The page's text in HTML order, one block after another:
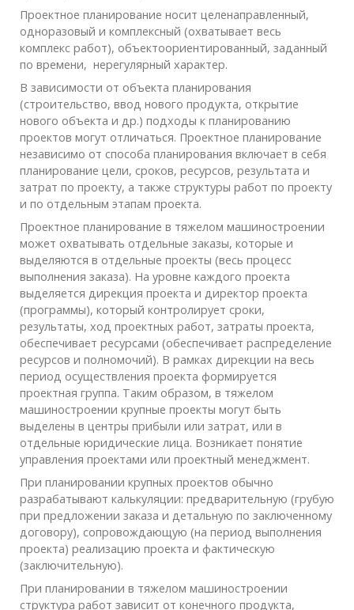
Проектное планирование носит целенаправленный,
одноразовый и комплексный (охватывает весь
комплекс работ), объектоориентированный, заданный
по времени, нерегулярный характер.
В зависимости от объекта планирования
(строительство, ввод нового продукта, открытие
нового объекта и др.) подходы к планированию
проектов могут отличаться. Проектное планирование
независимо от способа планирования включает в себя
планирование цели, сроков, ресурсов, результата и
затрат по проекту, а также структуры работ по проекту
и по отдельным этапам проекта.
Проектное планирование в тяжелом машиностроении
может охватывать отдельные заказы, которые и
выделяются в отдельные проекты (весь процесс
выполнения заказа). На уровне каждого проекта
выделяется дирекция проекта и директор проекта
(программы), который контролирует сроки,
результаты, ход проектных работ, затраты проекта,
обеспечивает ресурсами (обеспечивает распределение
ресурсов и полномочий). В рамках дирекции на весь
период осуществления проекта формируется
проектная группа. Таким образом, в тяжелом
машиностроении крупные проекты могут быть
выделены в центры прибыли или затрат, или в
отдельные юридические лица. Возникает понятие
управления проектами или проектный менеджмент.
При планировании крупных проектов обычно
разрабатывают калькуляции: предварительную (грубую
при предложении заказа и детальную по заключенному
договору), сопровождающую (на период выполнения
проекта) реализацию проекта и фактическую
(заключительную).
При планировании в тяжелом машиностроении
структура работ зависит от конечного продукта,